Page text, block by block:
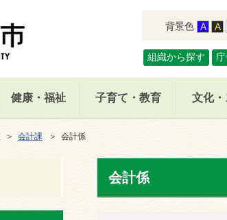
背景色
組織から探す
健康・福祉 子育て・教育 文化
＞ 会計課 ＞ 会計係
会計係